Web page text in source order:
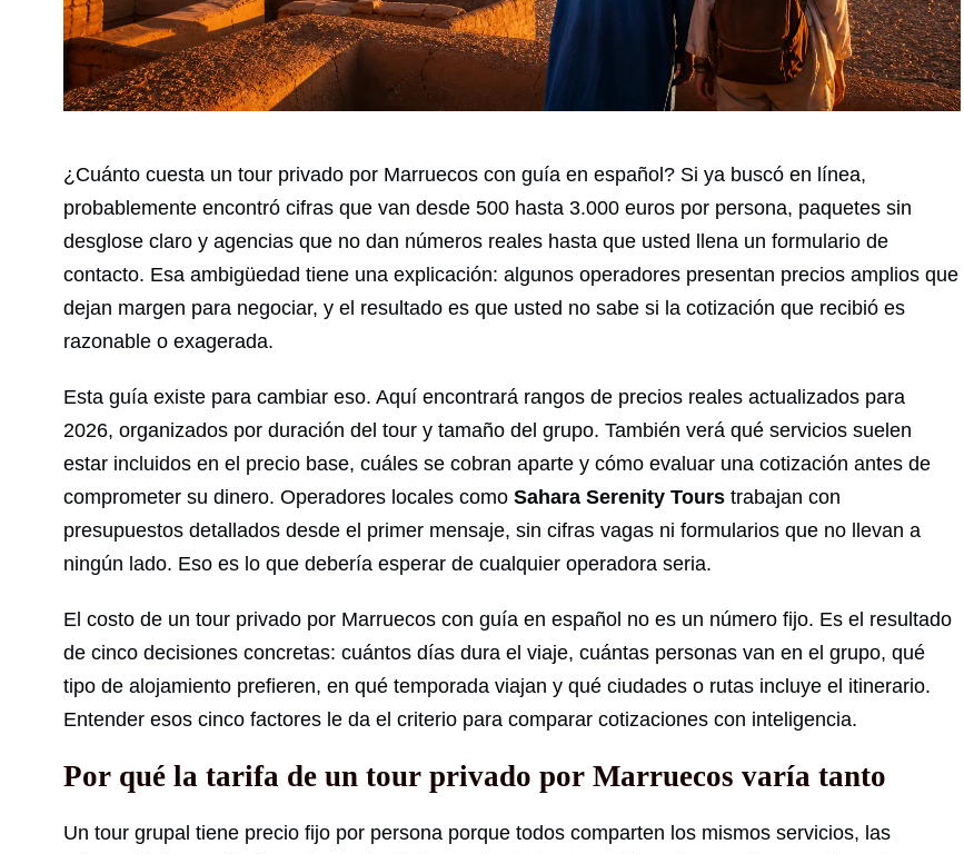
¿Cuánto cuesta un tour privado por Marruecos con guía en español? Si ya buscó en línea,
probablemente encontró cifras que van desde 500 hasta 3.000 euros por persona, paquetes sin
desglose claro y agencias que no dan números reales hasta que usted llena un formulario de
contacto. Esa ambigüedad tiene una explicación: algunos operadores presentan precios amplios que
dejan margen para negociar, y el resultado es que usted no sabe si la cotización que recibió es
razonable o exagerada.
Esta guía existe para cambiar eso. Aquí encontrará rangos de precios reales actualizados para
2026, organizados por duración del tour y tamaño del grupo. También verá qué servicios suelen
estar incluidos en el precio base, cuáles se cobran aparte y cómo evaluar una cotización antes de
comprometer su dinero. Operadores locales como Sahara Serenity Tours trabajan con
presupuestos detallados desde el primer mensaje, sin cifras vagas ni formularios que no llevan a
ningún lado. Eso es lo que debería esperar de cualquier operadora seria.
El costo de un tour privado por Marruecos con guía en español no es un número fijo. Es el resultado
de cinco decisiones concretas: cuántos días dura el viaje, cuántas personas van en el grupo, qué
tipo de alojamiento prefieren, en qué temporada viajan y qué ciudades o rutas incluye el itinerario.
Entender esos cinco factores le da el criterio para comparar cotizaciones con inteligencia.
Por qué la tarifa de un tour privado por Marruecos varía tanto
Un tour grupal tiene precio fijo por persona porque todos comparten los mismos servicios, las